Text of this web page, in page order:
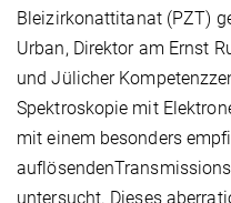
Bleizirkonattitanat (PZT)
Urban, Direktor am Ernst
und Jülicher
Spektroskopie mit
mit einem besonders
untersucht. Dieses